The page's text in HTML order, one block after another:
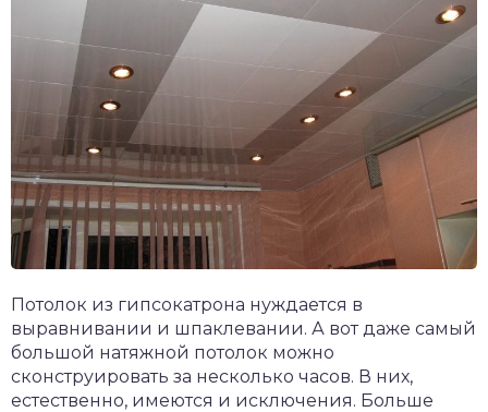
Потолок из гипсокатрона нуждается в
выравнивании и шпаклевании. А вот даже самый
большой натяжной потолок можно
сконструировать за несколько часов. В них,
естественно, имеются и исключения. Больше